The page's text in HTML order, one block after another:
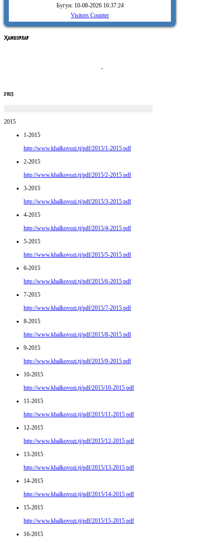
Бугун: 10-08-2026 16:37:24
Visitors Counter
ҲАМКОРЛАР
2015
2015
1-2015
http://www.khalkovozi.tj/pdf/2015/1-2015.pdf
2-2015
http://www.khalkovozi.tj/pdf/2015/2-2015.pdf
3-2015
http://www.khalkovozi.tj/pdf/2015/3-2015.pdf
4-2015
http://www.khalkovozi.tj/pdf/2015/4-2015.pdf
5-2015
http://www.khalkovozi.tj/pdf/2015/5-2015.pdf
6-2015
http://www.khalkovozi.tj/pdf/2015/6-2015.pdf
7-2015
http://www.khalkovozi.tj/pdf/2015/7-2015.pdf
8-2015
http://www.khalkovozi.tj/pdf/2015/8-2015.pdf
9-2015
http://www.khalkovozi.tj/pdf/2015/9-2015.pdf
10-2015
http://www.khalkovozi.tj/pdf/2015/10-2015.pdf
11-2015
http://www.khalkovozi.tj/pdf/2015/11-2015.pdf
12-2015
http://www.khalkovozi.tj/pdf/2015/12-2015.pdf
13-2015
http://www.khalkovozi.tj/pdf/2015/13-2015.pdf
14-2015
http://www.khalkovozi.tj/pdf/2015/14-2015.pdf
15-2015
http://www.khalkovozi.tj/pdf/2015/15-2015.pdf
16-2015